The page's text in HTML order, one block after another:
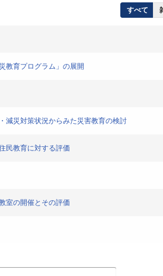
すべて
教育プログラム」の展開
減災対策状況からみた災害教育の検討
民教育に対する評価
室の開催とその評価